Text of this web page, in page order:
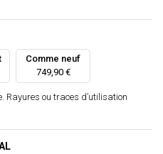
Comme neuf
749,90 €
Rayures ou traces d’utilisation